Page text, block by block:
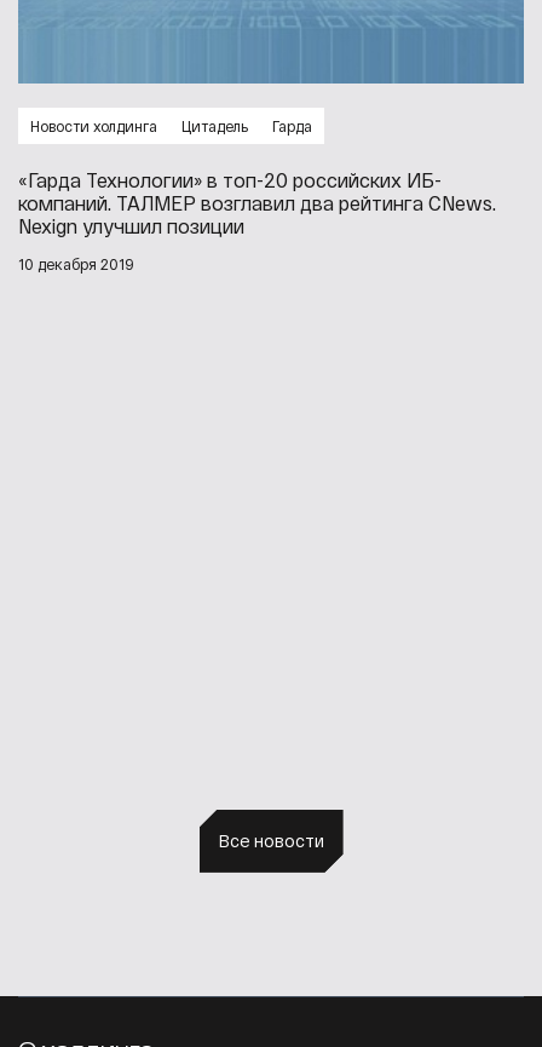
Новости холдинга Цитадель Гарда
«Гарда Технологии» в топ-20 российских ИБ-
компаний. ТАЛМЕР возглавил два рейтинга CNews.
Nexign улучшил позиции
10 декабря 2019
Все новости